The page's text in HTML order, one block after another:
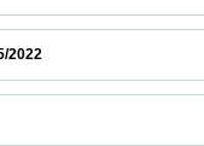
14/05/2022